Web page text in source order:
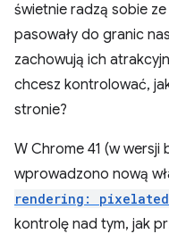
świetnie radzą sobie
pasowały do granic
zachowują ich
chcesz kontrolować,
stronie?
W Chrome 41 (w wersji
wprowadzono nową
rendering: pixelated
kontrolę nad tym, jak